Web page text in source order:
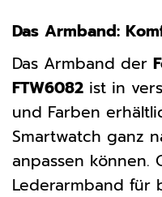
Das Armband:
Das Armband der
FTW6082 ist in
und Farben
Smartwatch ganz
anpassen können.
Lederarmband für